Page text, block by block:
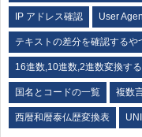
IP アドレス確認 User
テキストの差分を確認するや
16進数,10進数,2進数変換す
国名とコードの一覧 複数
西暦和暦泰仏歴変換表